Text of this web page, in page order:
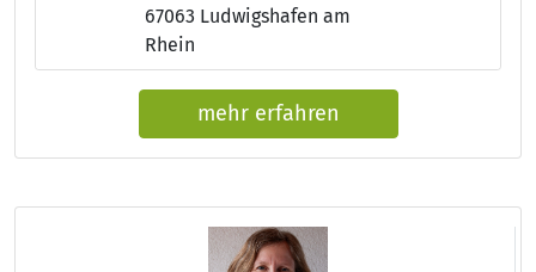
67063 Ludwigshafen am
Rhein
mehr erfahren